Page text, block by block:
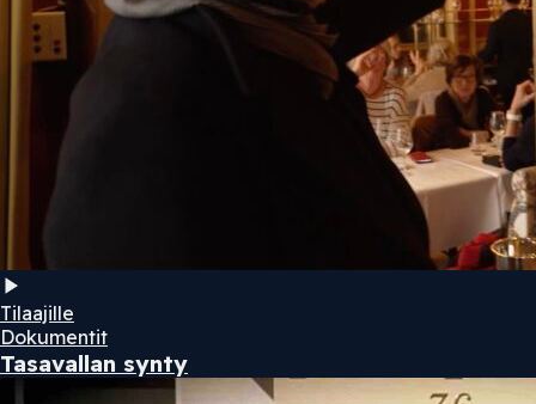
Tilaajille
Dokumentit
Tasavallan synty